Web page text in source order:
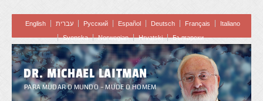
English עברית Pусский Español Deutsch Français
Italiano
Svenska
Norwegian Hrvatski Български
DR. MICHAEL LAITMAN
PARA MUDAR O MUNDO – MUDE O HOMEM